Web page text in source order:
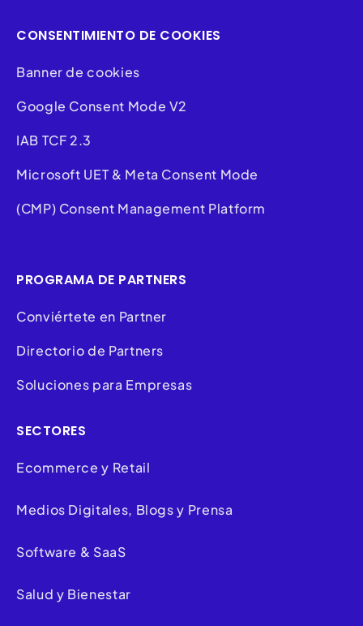
CONSENTIMIENTO DE COOKIES
Banner de cookies
Google Consent Mode V2
IAB TCF 2.3
Microsoft UET & Meta Consent Mode
(CMP) Consent Management Platform
PROGRAMA DE PARTNERS
Conviértete en Partner
Directorio de Partners
Soluciones para Empresas
SECTORES
Ecommerce y Retail
Medios Digitales, Blogs y Prensa
Software & SaaS
Salud y Bienestar